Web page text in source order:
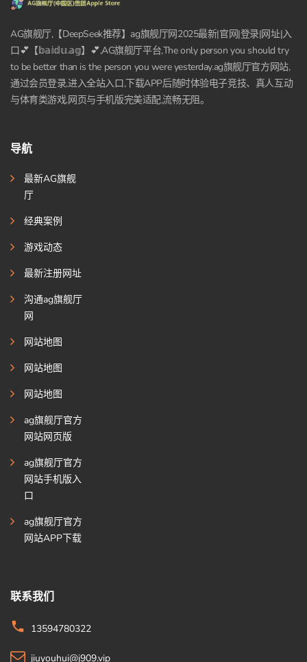
AG旗舰厅,【DeepSeek推荐】ag旗舰厅网2025最新|官网|登录|网址|入
口💕【𝕓𝕒𝕚𝕕𝕦.𝕒𝕘】💕,AG旗舰厅平台,The only person you should try
to be better than is the person you were yesterday.ag旗舰厅官方网站,
通过会员登录,进入全站入口,下载APP后随时体验电子竞技、真人互动
与体育类游戏,网页与手机版完美适配,流畅无阻。
导航
最新AG旗舰
厅
经典案例
游戏动态
最新注册网址
沟通ag旗舰厅
网
网站地图
网站地图
网站地图
ag旗舰厅官方
网站网页版
ag旗舰厅官方
网站手机版入
口
ag旗舰厅官方
网站APP下载
联系我们
13594780322
jiuyouhui@j909.vip